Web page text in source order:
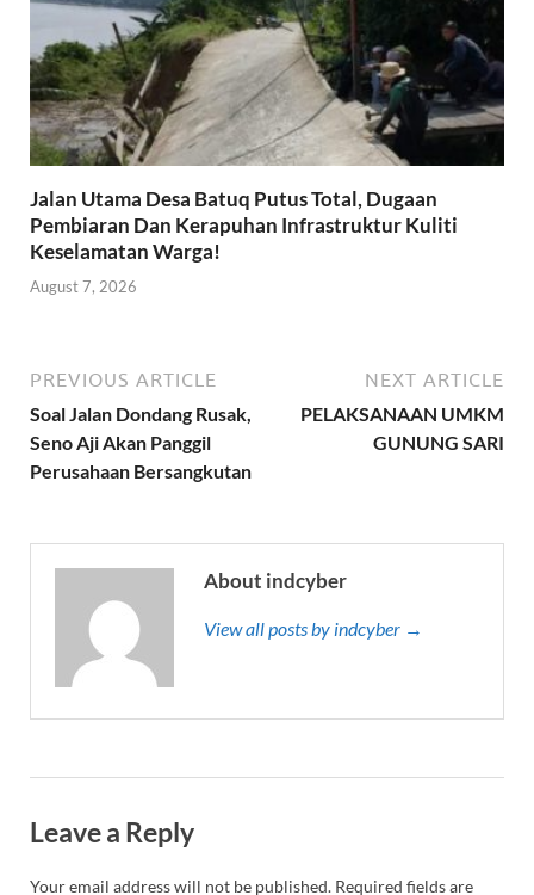
Jalan Utama Desa Batuq Putus Total, Dugaan
Pembiaran Dan Kerapuhan Infrastruktur Kuliti
Keselamatan Warga!
August 7, 2026
PREVIOUS ARTICLE
Soal Jalan Dondang Rusak,
Seno Aji Akan Panggil
Perusahaan Bersangkutan
NEXT ARTICLE
PELAKSANAAN UMKM
GUNUNG SARI
About indcyber
View all posts by indcyber →
Leave a Reply
Your email address will not be published. Required fields are